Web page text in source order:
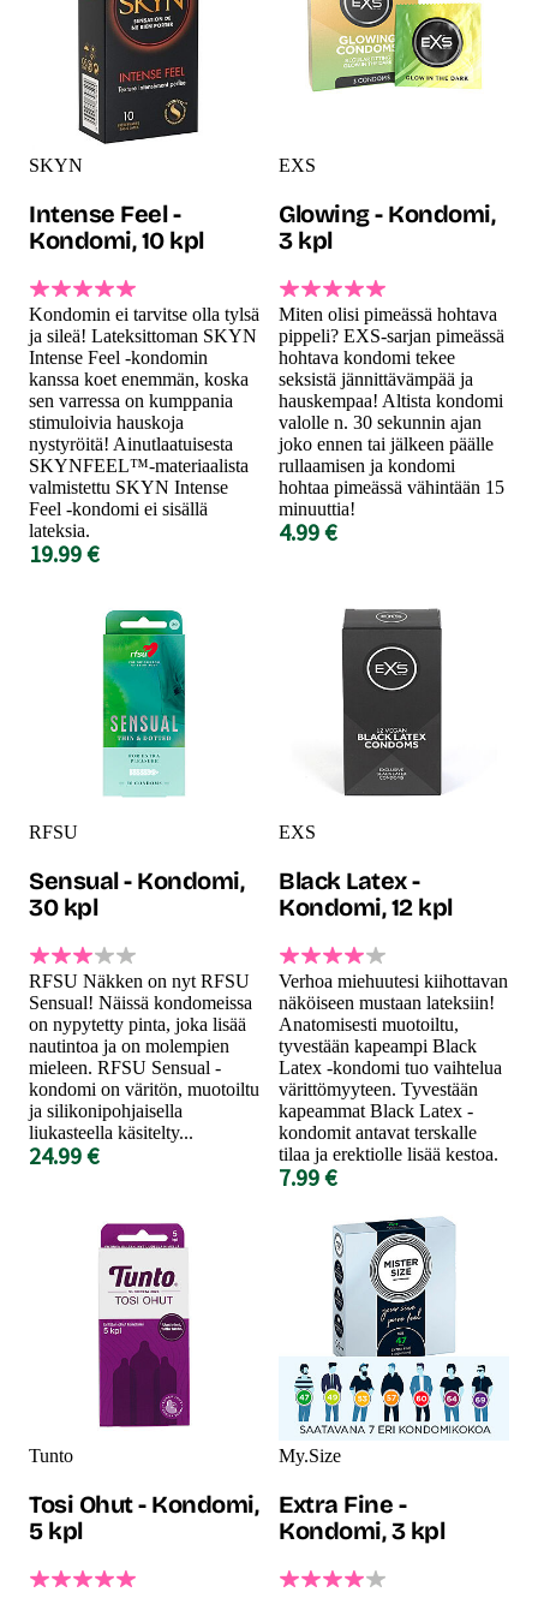
SKYN
Intense Feel -
Kondomi, 10 kpl
Kondomin ei tarvitse olla tylsä
ja sileä! Lateksittoman SKYN
Intense Feel -kondomin
kanssa koet enemmän, koska
sen varressa on kumppania
stimuloivia hauskoja
nystyröitä! Ainutlaatuisesta
SKYNFEEL™-materiaalista
valmistettu SKYN Intense
Feel -kondomi ei sisällä
lateksia.
19.99 €
EXS
Glowing - Kondomi,
3 kpl
Miten olisi pimeässä hohtava
pippeli? EXS-sarjan pimeässä
hohtava kondomi tekee
seksistä jännittävämpää ja
hauskempaa! Altista kondomi
valolle n. 30 sekunnin ajan
joko ennen tai jälkeen päälle
rullaamisen ja kondomi
hohtaa pimeässä vähintään 15
minuuttia!
4.99 €
RFSU
Sensual - Kondomi,
30 kpl
RFSU Näkken on nyt RFSU
Sensual! Näissä kondomeissa
on nypytetty pinta, joka lisää
nautintoa ja on molempien
mieleen. RFSU Sensual -
kondomi on väritön, muotoiltu
ja silikonipohjaisella
liukasteella käsitelty...
24.99 €
EXS
Black Latex -
Kondomi, 12 kpl
Verhoa miehuutesi kiihottavan
näköiseen mustaan lateksiin!
Anatomisesti muotoiltu,
tyvestään kapeampi Black
Latex -kondomi tuo vaihtelua
värittömyyteen. Tyvestään
kapeammat Black Latex -
kondomit antavat terskalle
tilaa ja erektiolle lisää kestoa.
7.99 €
Tunto
Tosi Ohut - Kondomi,
5 kpl
My.Size
Extra Fine -
Kondomi, 3 kpl